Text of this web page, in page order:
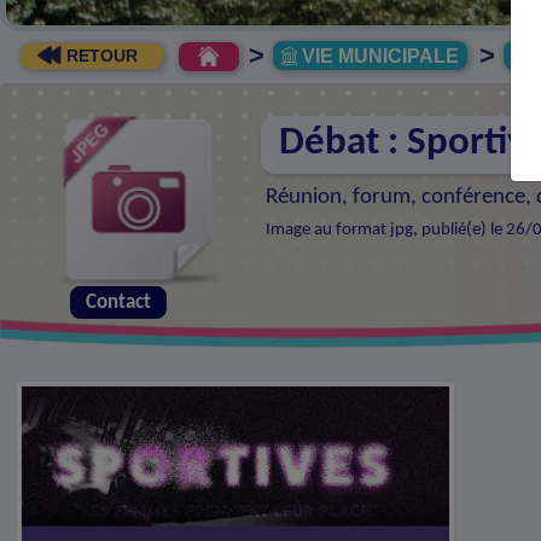
RETOUR > VIE MUNICIPALE >
Débat :
Réunion, forum, conférence,
Image au format jpg, publié(e) le
Contact